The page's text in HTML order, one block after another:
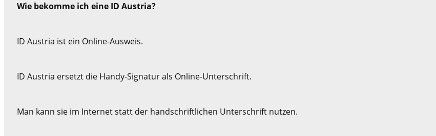
Wie bekomme ich eine ID Austria?
ID Austria ist ein Online-Ausweis.
ID Austria ersetzt die Handy-Signatur als Online-Unterschrift.
Man kann sie im Internet statt der handschriftlichen Unterschrift nutzen.